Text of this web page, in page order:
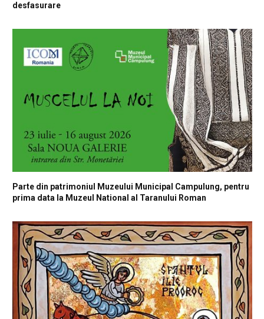
desfasurare
Parte din patrimoniul Muzeului Municipal Campulung, pentru
prima data la Muzeul National al Taranului Roman